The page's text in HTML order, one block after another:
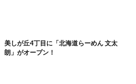
美しが丘4丁目に「北海道らーめん 文太
朗」がオープン！